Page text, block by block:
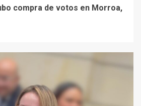
compra de votos en Morroa,